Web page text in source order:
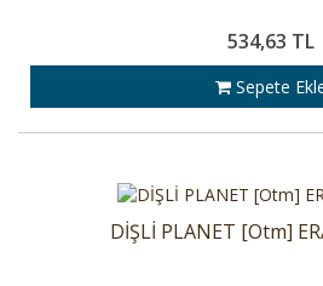
534,63 TL
Sepete
DİŞLİ PLANET [Otm]